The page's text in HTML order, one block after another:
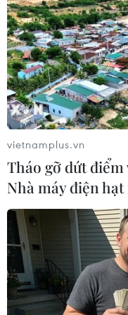
hố lớn cũ, trèo xuống
vietnamplus.vn
Tháo gỡ dứt
Nhà máy điện